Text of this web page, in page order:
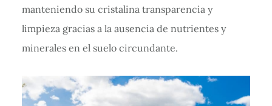
manteniendo su cristalina transparencia y
limpieza gracias a la ausencia de nutrientes y
minerales en el suelo circundante.